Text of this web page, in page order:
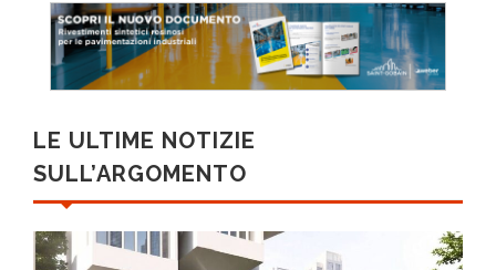
LE ULTIME NOTIZIE
SULL’ARGOMENTO